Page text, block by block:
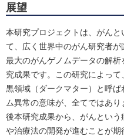
展望
本研究プロジェクトは、がん
て、広く世界中のがん研究者
最大のがんゲノムデータの解
究成果です。この研究によっ
黒領域（ダークマター）と呼
ム異常の意味が、全てではあ
後本研究成果から、がんとい
や治療法の開発が進むことが